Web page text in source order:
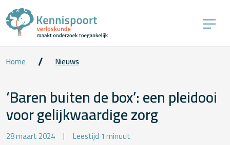
Home Nieuws
‘Baren buiten de box’: een pleidooi
voor gelijkwaardige zorg
28 maart 2024 Leestijd 1 minuut